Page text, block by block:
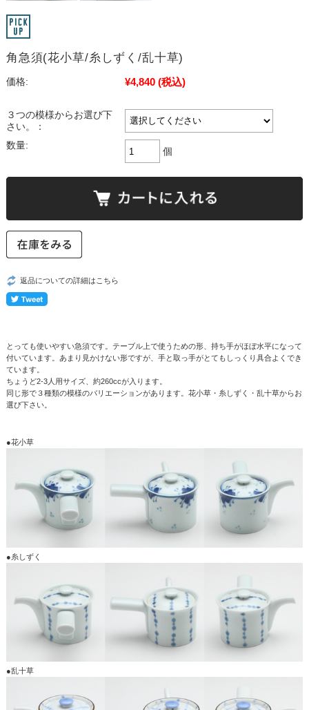
角急須(花小草/糸しずく/乱十草)
価格: ¥4,840 (税込)
３つの模様からお選び下
さい。：
数量:
個
返品についての詳細はこちら
とっても使いやすい急須です。テーブル上で使うための形、持ち手がほぼ水平になって
付いています。あまり見かけない形ですが、手と取っ手がとてもしっくり具合よくでき
ています。
ちょうど2-3人用サイズ、約260ccが入ります。
同じ形で３種類の模様のバリエーションがあります。花小草・糸しずく・乱十草からお
選び下さい。
●花小草
●糸しずく
●乱十草